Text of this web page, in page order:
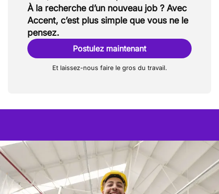
À la recherche d’un nouveau job ? Avec
Accent, c’est plus simple que vous ne le
pensez.
Postulez maintenant
Et laissez-nous faire le gros du travail.